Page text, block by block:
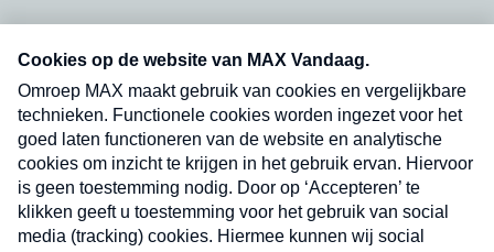
nieuwsbrief. Elke vrijdag- en dinsdagochtend in
uw mailbox.
Verzend